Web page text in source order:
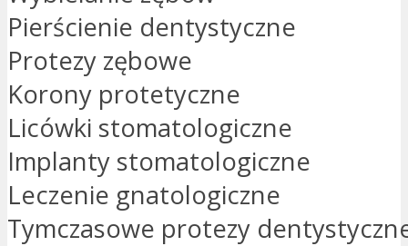
Pierścienie dentystyczne
Protezy zębowe
Korony protetyczne
Licówki stomatologiczne
Implanty stomatologiczne
Leczenie gnatologiczne
Tymczasowe protezy